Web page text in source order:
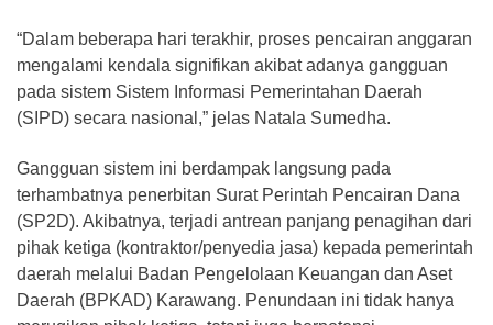
“Dalam beberapa hari terakhir, proses pencairan anggaran
mengalami kendala signifikan akibat adanya gangguan
pada sistem Sistem Informasi Pemerintahan Daerah
(SIPD) secara nasional,” jelas Natala Sumedha.
Gangguan sistem ini berdampak langsung pada
terhambatnya penerbitan Surat Perintah Pencairan Dana
(SP2D). Akibatnya, terjadi antrean panjang penagihan dari
pihak ketiga (kontraktor/penyedia jasa) kepada pemerintah
daerah melalui Badan Pengelolaan Keuangan dan Aset
Daerah (BPKAD) Karawang. Penundaan ini tidak hanya